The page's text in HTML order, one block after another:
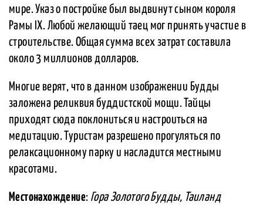
мире. Указ о постройке был выдвинут сыном короля
Рамы IX. Любой желающий таец мог принять участие в
строительстве. Общая сумма всех затрат составила
около 3 миллионов долларов.
Многие верят, что в данном изображении Будды
заложена реликвия буддистской мощи. Тайцы
приходят сюда поклониться и настроиться на
медитацию. Туристам разрешено прогуляться по
релаксационному парку и насладится местными
красотами.
Местонахождение: Гора Золотого Будды, Таиланд